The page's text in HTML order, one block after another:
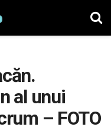
al unui
– FOTO